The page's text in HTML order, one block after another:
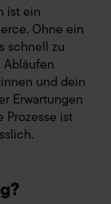
ist ein
Ohne ein
schnell zu
und dein
Erwartungen
ist